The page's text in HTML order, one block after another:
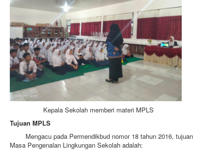
Kepala Sekolah memberi materi MPLS
Tujuan MPLS
Mengacu pada Permendikbud nomor 18 tahun 2016, tujuan
Masa Pengenalan Lingkungan Sekolah adalah: